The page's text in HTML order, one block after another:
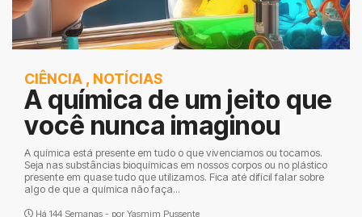
CIÊNCIA , NOTÍCIAS
A química de um jeito que
você nunca imaginou
A química está presente em tudo o que vivenciamos ou tocamos.
Seja nas substâncias bioquímicas em nossos corpos ou no plástico
presente em quase tudo que utilizamos. Fica até difícil falar sobre
algo de que a química não faça...
Há 144 Semanas - por Yasmim Pussente